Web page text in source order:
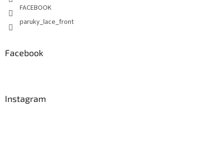
FACEBOOK
paruky_lace_front
Facebook
Instagram